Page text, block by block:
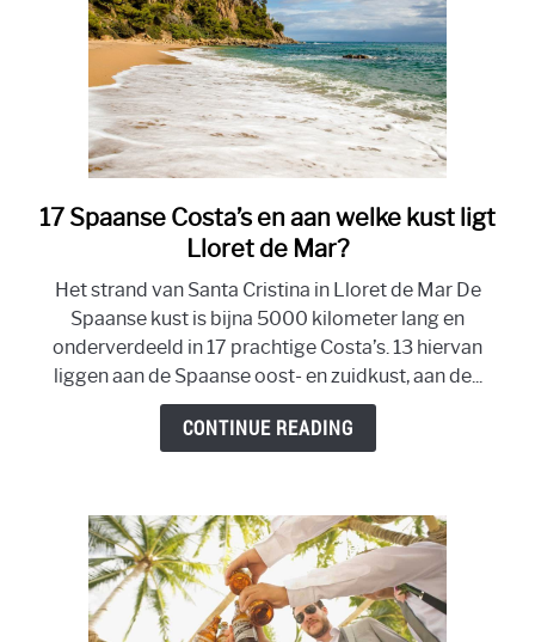
link
to
Spaanse
Costa’s
en
aan
welke
de
Mar?
17 Spaanse Costa’s en aan welke kust ligt
Lloret de Mar?
Het strand van Santa Cristina in Lloret de Mar De
Spaanse kust is bijna 5000 kilometer lang en
onderverdeeld in 17 prachtige Costa’s. 13 hiervan
liggen aan de Spaanse oost- en zuidkust, aan de...
CONTINUE READING